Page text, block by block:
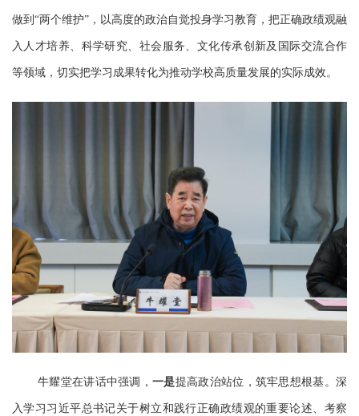
做到“两个维护”，以高度的政治自觉投身学习教育，把正确政绩观融
入人才培养、科学研究、社会服务、文化传承创新及国际交流合作
等领域，切实把学习成果转化为推动学校高质量发展的实际成效。
牛耀堂在讲话中强调，一是提高政治站位，筑牢思想根基。深
入学习习近平总书记关于树立和践行正确政绩观的重要论述、考察